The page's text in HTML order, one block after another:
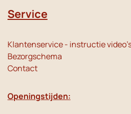
Service
Klantenservice - instructie
Bezorgschema
Contact
Openingstijden: